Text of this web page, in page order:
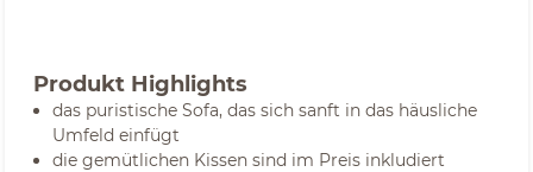
Produkt Highlights
das puristische Sofa, das sich sanft in das häusliche
Umfeld einfügt
die gemütlichen Kissen sind im Preis inkludiert